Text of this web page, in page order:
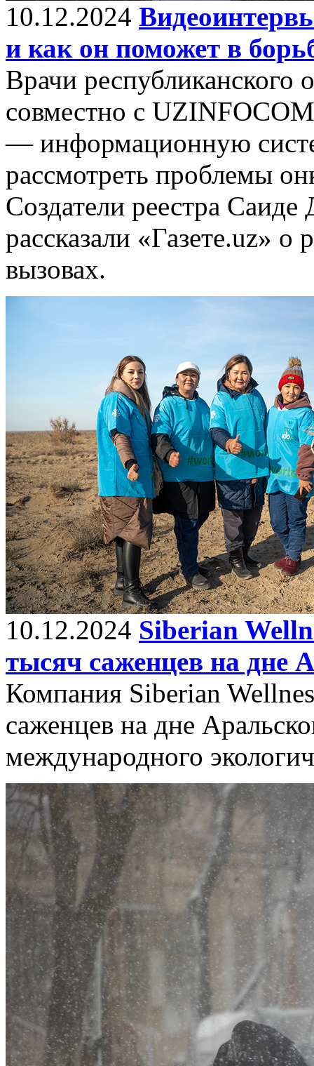
10.12.2024
и как он поможет в
Врачи республиканского
совместно с
— информационную
рассмотреть проблемы
Создатели реестра
рассказали «Газете.uz» о
вызовах.
10.12.2024 Siberian
тысяч саженцев на дне
Компания Siberian
саженцев на дне
международного